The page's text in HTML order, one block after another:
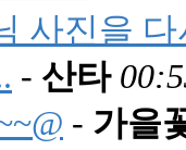
사진을
- 산타
- 가을